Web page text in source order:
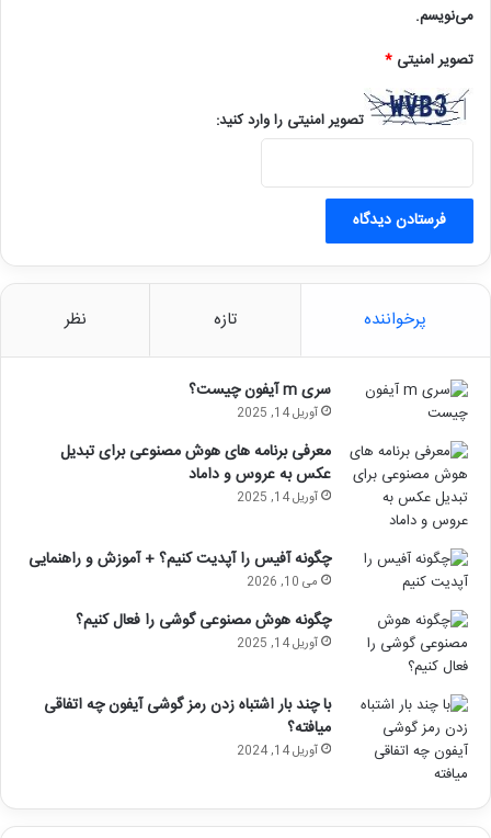
می‌نویسم.
تصویر امنیتی *
تصویر امنیتی را وارد کنید:
پرخواننده تازه نظر
سری m آیفون چیست؟
آوریل 14, 2025
معرفی برنامه های هوش مصنوعی برای تبدیل
عکس به عروس و داماد
آوریل 14, 2025
چگونه آفیس را آپدیت کنیم؟ + آموزش و راهنمایی
می 10, 2026
چگونه هوش مصنوعی گوشی را فعال کنیم؟
آوریل 14, 2025
با چند بار اشتباه زدن رمز گوشی آیفون چه اتفاقی
میافته؟
آوریل 14, 2024